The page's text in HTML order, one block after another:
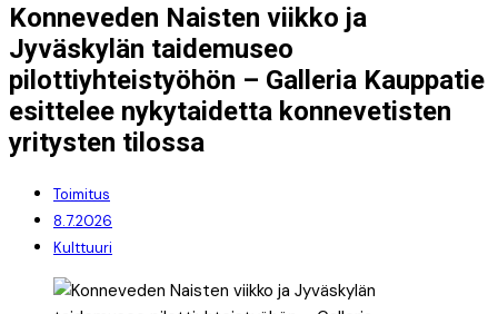
Konneveden Naisten viikko ja
Jyväskylän taidemuseo
pilottiyhteistyöhön – Galleria Kauppatie
esittelee nykytaidetta konnevetisten
yritysten tilossa
Toimitus
8.7.2026
Kulttuuri